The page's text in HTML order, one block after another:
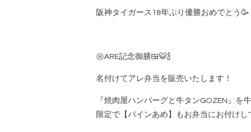
阪神タイガース18年ぶり優勝おめでと
㊗️ARE記念御膳🍱🐯🍾
名付けてアレ弁当を販売いたします！
『焼肉屋ハンバーグと牛タンGOZEN』
限定で【パインあめ】もお弁当にお付けし